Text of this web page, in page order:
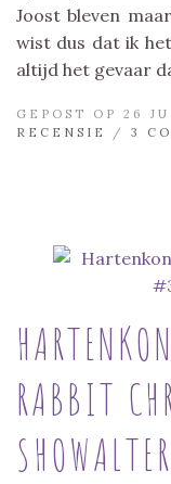
Joost bleven
wist dus dat ik
altijd het gevaar
GEPOST OP 26
RECENSIE
/ 3
RABBIT
SHOWALTER